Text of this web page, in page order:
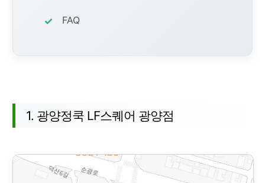
FAQ
1. 광양정쿡 LF스퀘어 광양점